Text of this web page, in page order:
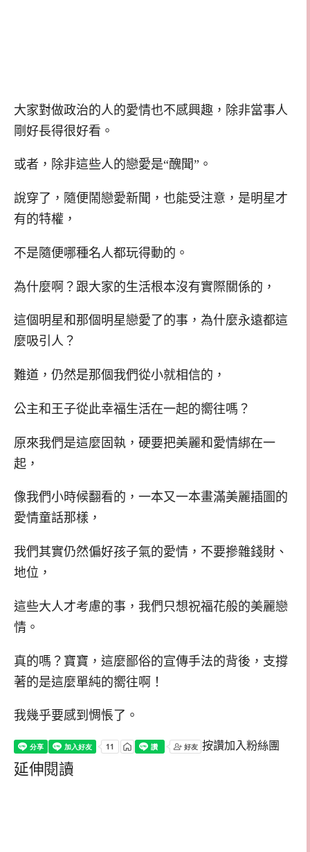
大家對做政治的人的愛情也不感興趣，除非當事人
剛好長得很好看。
或者，除非這些人的戀愛是“醜聞”。
說穿了，隨便鬧戀愛新聞，也能受注意，是明星才
有的特權，
不是隨便哪種名人都玩得動的。
為什麼啊？跟大家的生活根本沒有實際關係的，
這個明星和那個明星戀愛了的事，為什麼永遠都這
麼吸引人？
難道，仍然是那個我們從小就相信的，
公主和王子從此幸福生活在一起的嚮往嗎？
原來我們是這麼固執，硬要把美麗和愛情綁在一
起，
像我們小時候翻看的，一本又一本畫滿美麗插圖的
愛情童話那樣，
我們其實仍然偏好孩子氣的愛情，不要摻雜錢財、
地位，
這些大人才考慮的事，我們只想祝福花般的美麗戀
情。
真的嗎？寶寶，這麼鄙俗的宣傳手法的背後，支撐
著的是這麼單純的嚮往啊！
我幾乎要感到惆悵了。
按讚加入粉絲團
延伸閱讀